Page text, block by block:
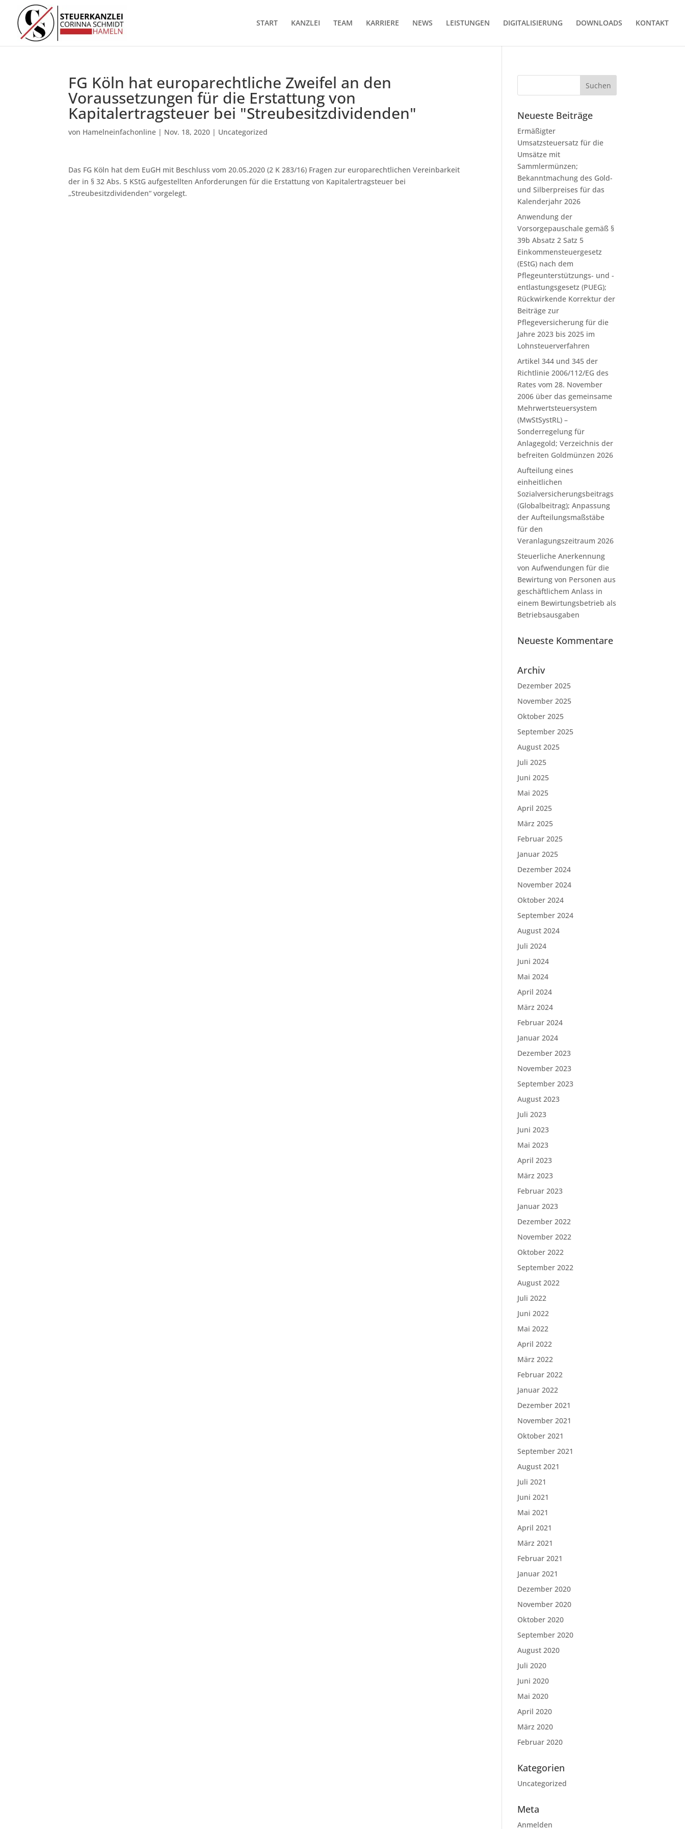
START KANZLEI TEAM KARRIERE NEWS LEISTUNGEN DIGITALISIERUNG DOWNLOADS KONTAKT
FG Köln hat europarechtliche Zweifel an den
Voraussetzungen für die Erstattung von
Kapitalertragsteuer bei "Streubesitzdividenden"
von Hamelneinfachonline | Nov. 18, 2020 | Uncategorized
Das FG Köln hat dem EuGH mit Beschluss vom 20.05.2020 (2 K 283/16) Fragen zur europarechtlichen Vereinbarkeit
der in § 32 Abs. 5 KStG aufgestellten Anforderungen für die Erstattung von Kapitalertragsteuer bei
„Streubesitzdividenden“ vorgelegt.
Neueste Beiträge
Ermäßigter
Umsatzsteuersatz für die
Umsätze mit
Sammlermünzen;
Bekanntmachung des Gold-
und Silberpreises für das
Kalenderjahr 2026
Anwendung der
Vorsorgepauschale gemäß §
39b Absatz 2 Satz 5
Einkommensteuergesetz
(EStG) nach dem
Pflegeunterstützungs- und -
entlastungsgesetz (PUEG);
Rückwirkende Korrektur der
Beiträge zur
Pflegeversicherung für die
Jahre 2023 bis 2025 im
Lohnsteuerverfahren
Artikel 344 und 345 der
Richtlinie 2006/112/EG des
Rates vom 28. November
2006 über das gemeinsame
Mehrwertsteuersystem
(MwStSystRL) –
Sonderregelung für
Anlagegold; Verzeichnis der
befreiten Goldmünzen 2026
Aufteilung eines
einheitlichen
Sozialversicherungsbeitrags
(Globalbeitrag); Anpassung
der Aufteilungsmaßstäbe
für den
Veranlagungszeitraum 2026
Steuerliche Anerkennung
von Aufwendungen für die
Bewirtung von Personen aus
geschäftlichem Anlass in
einem Bewirtungsbetrieb als
Betriebsausgaben
Neueste Kommentare
Archiv
Dezember 2025
November 2025
Oktober 2025
September 2025
August 2025
Juli 2025
Juni 2025
Mai 2025
April 2025
März 2025
Februar 2025
Januar 2025
Dezember 2024
November 2024
Oktober 2024
September 2024
August 2024
Juli 2024
Juni 2024
Mai 2024
April 2024
März 2024
Februar 2024
Januar 2024
Dezember 2023
November 2023
September 2023
August 2023
Juli 2023
Juni 2023
Mai 2023
April 2023
März 2023
Februar 2023
Januar 2023
Dezember 2022
November 2022
Oktober 2022
September 2022
August 2022
Juli 2022
Juni 2022
Mai 2022
April 2022
März 2022
Februar 2022
Januar 2022
Dezember 2021
November 2021
Oktober 2021
September 2021
August 2021
Juli 2021
Juni 2021
Mai 2021
April 2021
März 2021
Februar 2021
Januar 2021
Dezember 2020
November 2020
Oktober 2020
September 2020
August 2020
Juli 2020
Juni 2020
Mai 2020
April 2020
März 2020
Februar 2020
Kategorien
Uncategorized
Meta
Anmelden